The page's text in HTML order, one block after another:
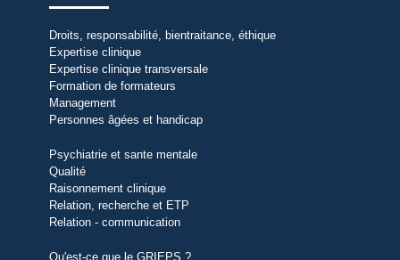
Droits, responsabilité, bientraitance, éthique
Expertise clinique
Expertise clinique transversale
Formation de formateurs
Management
Personnes âgées et handicap
Psychiatrie et sante mentale
Qualité
Raisonnement clinique
Relation, recherche et ETP
Relation - communication
Qu'est-ce que le GRIEPS ?